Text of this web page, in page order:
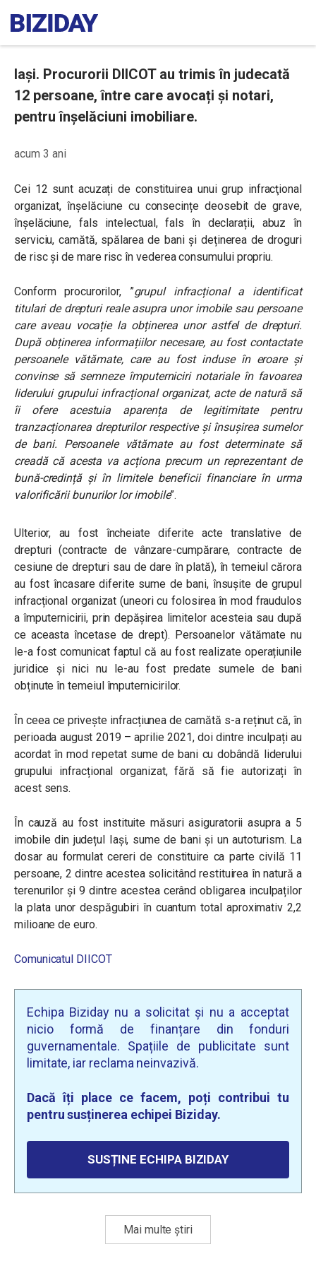
Iași. Procurorii DIICOT au trimis în judecată
12 persoane, între care avocați și notari,
pentru înșelăciuni imobiliare.
acum 3 ani
Cei 12 sunt acuzați de constituirea unui grup infracţional
organizat, înșelăciune cu consecințe deosebit de grave,
înșelăciune, fals intelectual, fals în declarații, abuz în
serviciu, camătă, spălarea de bani și deținerea de droguri
de risc și de mare risc în vederea consumului propriu.
Conform procurorilor, ”grupul infracțional a identificat
titulari de drepturi reale asupra unor imobile sau persoane
care aveau vocație la obținerea unor astfel de drepturi.
După obținerea informațiilor necesare, au fost contactate
persoanele vătămate, care au fost induse în eroare și
convinse să semneze împuterniciri notariale în favoarea
liderului grupului infracțional organizat, acte de natură să
îi ofere acestuia aparența de legitimitate pentru
tranzacționarea drepturilor respective și însușirea sumelor
de bani. Persoanele vătămate au fost determinate să
creadă că acesta va acționa precum un reprezentant de
bună-credință și în limitele beneficii financiare în urma
valorificării bunurilor lor imobile”.
Ulterior, au fost încheiate diferite acte translative de
drepturi (contracte de vânzare-cumpărare, contracte de
cesiune de drepturi sau de dare în plată), în temeiul cărora
au fost încasare diferite sume de bani, însușite de grupul
infracțional organizat (uneori cu folosirea în mod fraudulos
a împuternicirii, prin depășirea limitelor acesteia sau după
ce aceasta încetase de drept). Persoanelor vătămate nu
le-a fost comunicat faptul că au fost realizate operațiunile
juridice și nici nu le-au fost predate sumele de bani
obținute în temeiul împuternicirilor.
În ceea ce privește infracțiunea de camătă s-a reținut că, în
perioada august 2019 – aprilie 2021, doi dintre inculpați au
acordat în mod repetat sume de bani cu dobândă liderului
grupului infracțional organizat, fără să fie autorizați în
acest sens.
În cauză au fost instituite măsuri asiguratorii asupra a 5
imobile din județul Iași, sume de bani și un autoturism. La
dosar au formulat cereri de constituire ca parte civilă 11
persoane, 2 dintre acestea solicitând restituirea în natură a
terenurilor și 9 dintre acestea cerând obligarea inculpaților
la plata unor despăgubiri în cuantum total aproximativ 2,2
milioane de euro.
Comunicatul DIICOT
Echipa Biziday nu a solicitat și nu a acceptat
nicio formă de finanțare din fonduri
guvernamentale. Spațiile de publicitate sunt
limitate, iar reclama neinvazivă.
Dacă îți place ce facem, poți contribui tu
pentru susținerea echipei Biziday.
SUSȚINE ECHIPA BIZIDAY
Mai multe știri